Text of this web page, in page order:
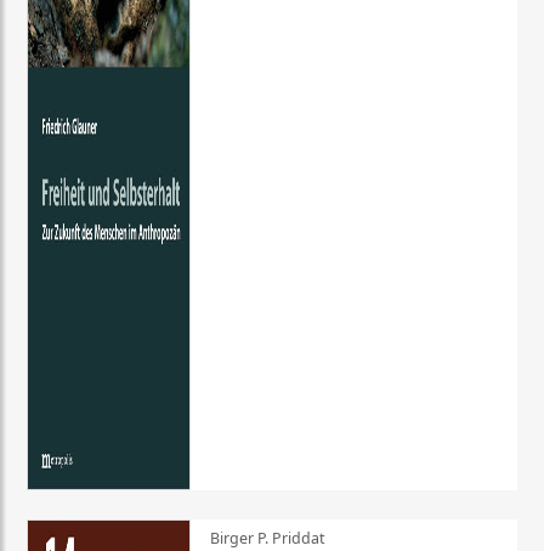
Birger P. Priddat